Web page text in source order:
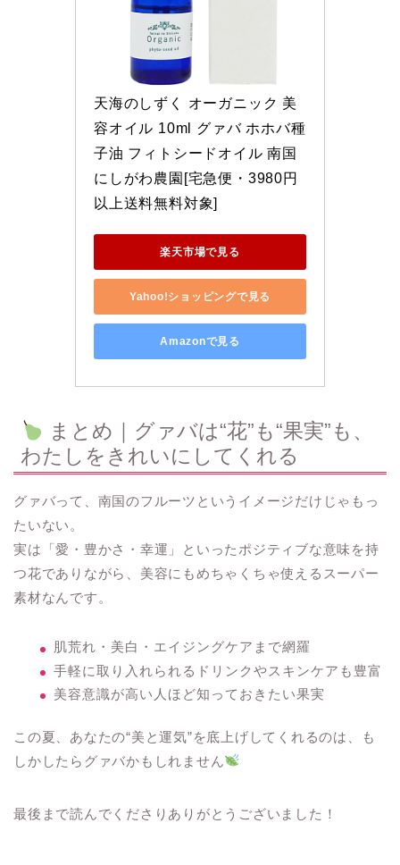
天海のしずく オーガニック 美
容オイル 10ml グァバ ホホバ種
子油 フィトシードオイル 南国
にしがわ農園[宅急便・3980円
以上送料無料対象]
楽天市場で見る
Yahoo!ショッピングで見る
Amazonで見る
まとめ｜グァバは“花”も“果実”も、
わたしをきれいにしてくれる
グァバって、南国のフルーツというイメージだけじゃもっ
たいない。
実は「愛・豊かさ・幸運」といったポジティブな意味を持
つ花でありながら、美容にもめちゃくちゃ使えるスーパー
素材なんです。
肌荒れ・美白・エイジングケアまで網羅
手軽に取り入れられるドリンクやスキンケアも豊富
美容意識が高い人ほど知っておきたい果実
この夏、あなたの“美と運気”を底上げしてくれるのは、も
しかしたらグァバかもしれません
最後まで読んでくださりありがとうございました！